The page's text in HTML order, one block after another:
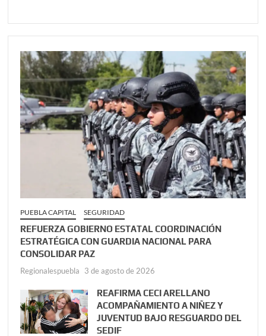
PUEBLA CAPITAL SEGURIDAD
REFUERZA GOBIERNO ESTATAL COORDINACIÓN
ESTRATÉGICA CON GUARDIA NACIONAL PARA
CONSOLIDAR PAZ
Regionalespuebla 3 de agosto de 2026
REAFIRMA CECI ARELLANO
ACOMPAÑAMIENTO A NIÑEZ Y
JUVENTUD BAJO RESGUARDO DEL
SEDIF